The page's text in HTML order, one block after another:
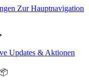
Zur Hauptnavigation
Updates & Aktionen